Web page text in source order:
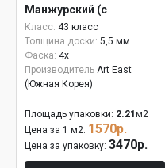
Манжурский (с
подложкой) ASU 807
Класс: 43 класс
Толщина доски: 5,5 мм
Фаска: 4x
Производитель Art East
(Южная Корея)
Площадь упаковки: 2.21 м2
Цена за 1 м2: 1570р.
Цена за упаковку: 3470р.